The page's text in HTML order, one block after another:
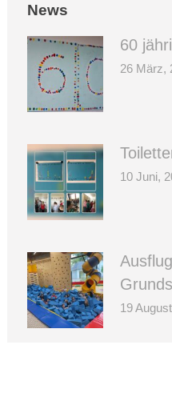
News
60
26 März,
10 Juni,
19